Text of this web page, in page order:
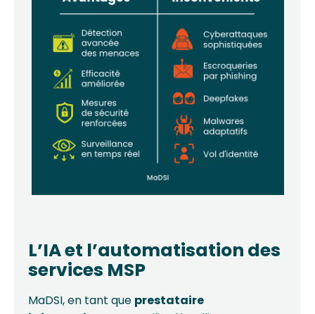
L’IA et l’automatisation des
services MSP
MaDSI, en tant que prestataire